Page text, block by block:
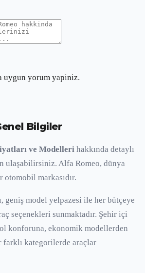
yorum yapiniz.
Bilgiler
ve Modelleri hakkında detaylı
ulaşabilirsiniz. Alfa Romeo, dünya
markasıdır.
geniş model yelpazesi ile her bütçeye
seçenekleri sunmaktadır. Şehir içi
konforuna, ekonomik modellerden
farklı kategorilerde araçlar